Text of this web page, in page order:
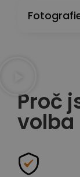
Proč
volba